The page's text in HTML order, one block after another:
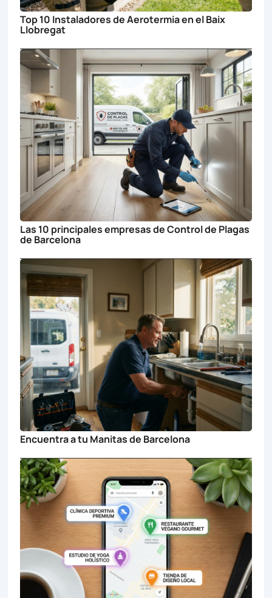
Top 10 Instaladores de Aerotermia en el Baix
Llobregat
Las 10 principales empresas de Control de Plagas
de Barcelona
Encuentra a tu Manitas de Barcelona